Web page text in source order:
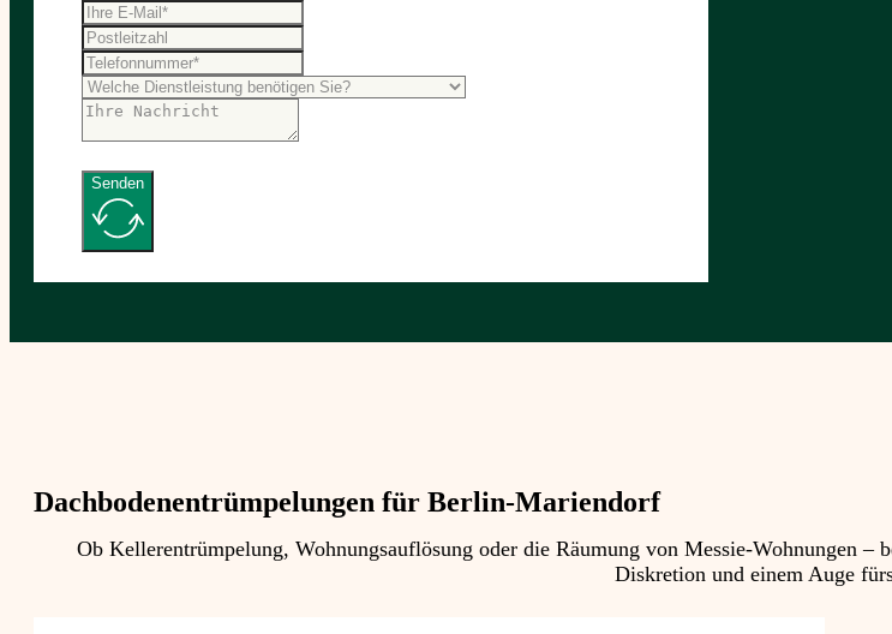
Senden
Dachbodenentrümpelungen für Berlin-Mariendorf
Ob Kellerentrümpelung, Wohnungsauflösung oder die Räumung von Messie-Wohnungen
Diskretion und einem Auge